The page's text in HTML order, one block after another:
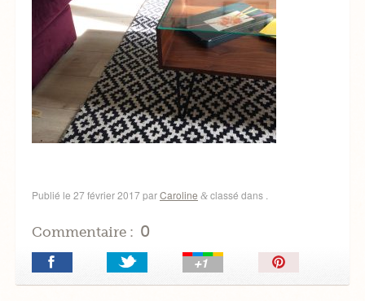
Publié le 27 février 2017parCaroline &classé dans .
Commentaire : 0
Épingler!